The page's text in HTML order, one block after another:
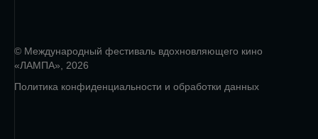
© Международный фестиваль вдохновляющего кино
«ЛАМПА», 2026
Политика конфиденциальности и обработки данных